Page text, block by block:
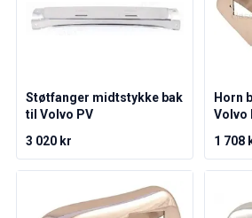
Øvrig Amazon
1800 Drivstoff/Avgassystem
Volvo 1800 Karosseri
1800 Kjølesystem
1800 Motorregulering
1800 Forvogn
Støtfanger midtstykke bak
til Volvo PV
3 020 kr
Horn
Volvo
1 708